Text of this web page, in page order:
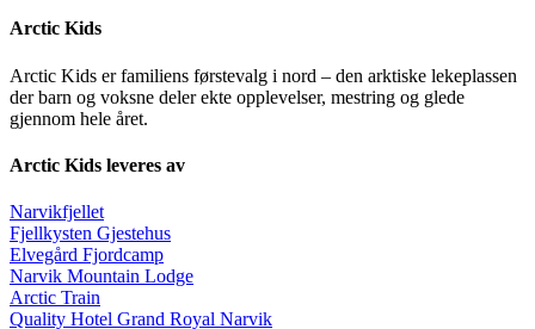
Arctic Kids
Arctic Kids er familiens førstevalg i nord – den arktiske lekeplassen
der barn og voksne deler ekte opplevelser, mestring og glede
gjennom hele året.
Arctic Kids leveres av
Narvikfjellet
Fjellkysten Gjestehus
Elvegård Fjordcamp
Narvik Mountain Lodge
Arctic Train
Quality Hotel Grand Royal Narvik